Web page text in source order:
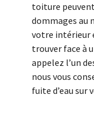
toiture
dommages au
votre intérieur
trouver face à
appelez l’un
nous vous
fuite d’eau